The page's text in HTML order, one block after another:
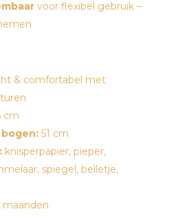
voor flexibel gebruik –
& comfortabel met
cm
51 cm
knisperpapier, pieper,
spiegel, belletje,